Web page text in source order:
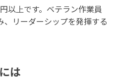
以上です。ベテラン作業員
、リーダーシップを発揮する
は